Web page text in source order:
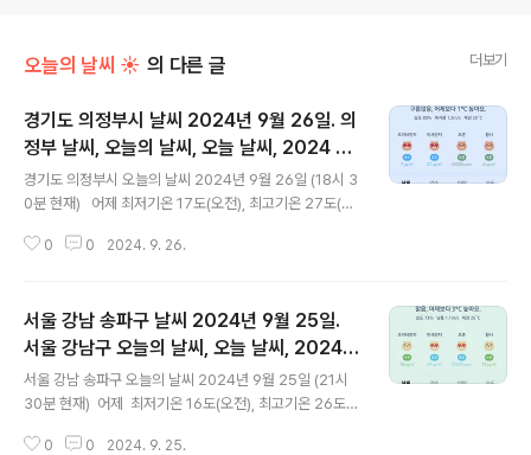
오늘의 날씨 ☀ 의 다른 글 더보기
경기도 의정부시 날씨 2024년 9월 26일. 의
정부 날씨, 오늘의 날씨, 오늘 날씨, 2024 09
26, 초미세먼지, 미세먼지, 황사, 자외선
경기도 의정부시 오늘의 날씨 2024년 9월 26일 (18시 3
0분 현재) 어제 최저기온 17도(오전), 최고기온 27도(오
(오후) 어제보다 2도 높은 최저기온이고 어제보다 1도
이고 낮 14시 하루 중 최고기온입니다 * 눈비 올 확률
은 위 이미지에서 시간별 기상 상태 참조 대기상황
공기질은어제 초미세먼지 보통 = 21 ㎍/m³미세먼지는
좋음 = 25 ㎍/m³황사는 보통 = 13 ㎍/m³ 자외선 (오
후) = 보통 오늘 초미세먼지 좋음 = 7 ㎍/m³미세먼지는
좋음 = 21 ㎍/m³황사는 보통 = 6 ㎍/m..
0 0 2024. 9. 26.
서울 강남 송파구 날씨 2024년 9월 25일.
서울 강남구 오늘의 날씨, 오늘 날씨, 2024 0
925, 초미세먼지, 미세먼지, 황사, 자외선
서울 강남 송파구 오늘의 날씨 2024년 9월 25일 (21시
30분 현재) 어제 최저기온 16도(오전), 최고기온 26도
어제보다 3도 높은 최저기온이고 어제보다 1도 높은 최
0 0 2024. 9. 25.